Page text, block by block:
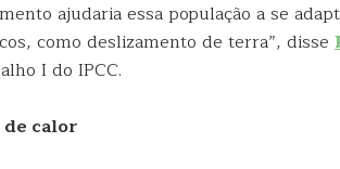
ajudaria essa população a se
como deslizamento de terra”, disse
I do IPCC.
calor